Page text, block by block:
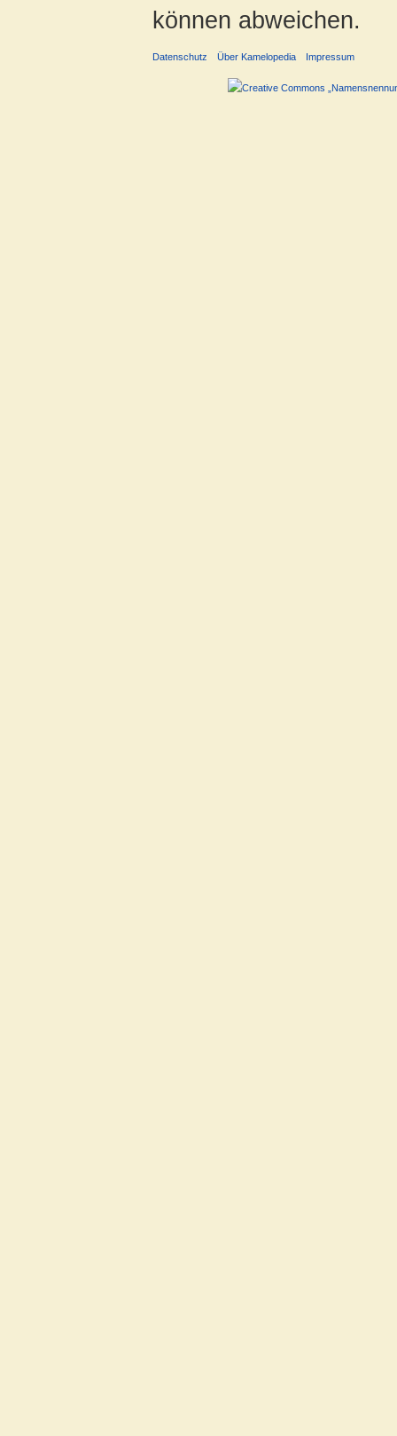
können abweichen.
Datenschutz Über Kamelopedia Impressum